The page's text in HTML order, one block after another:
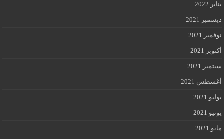
يناير 2022
ديسمبر 2021
نوفمبر 2021
أكتوبر 2021
سبتمبر 2021
أغسطس 2021
يوليو 2021
يونيو 2021
مايو 2021